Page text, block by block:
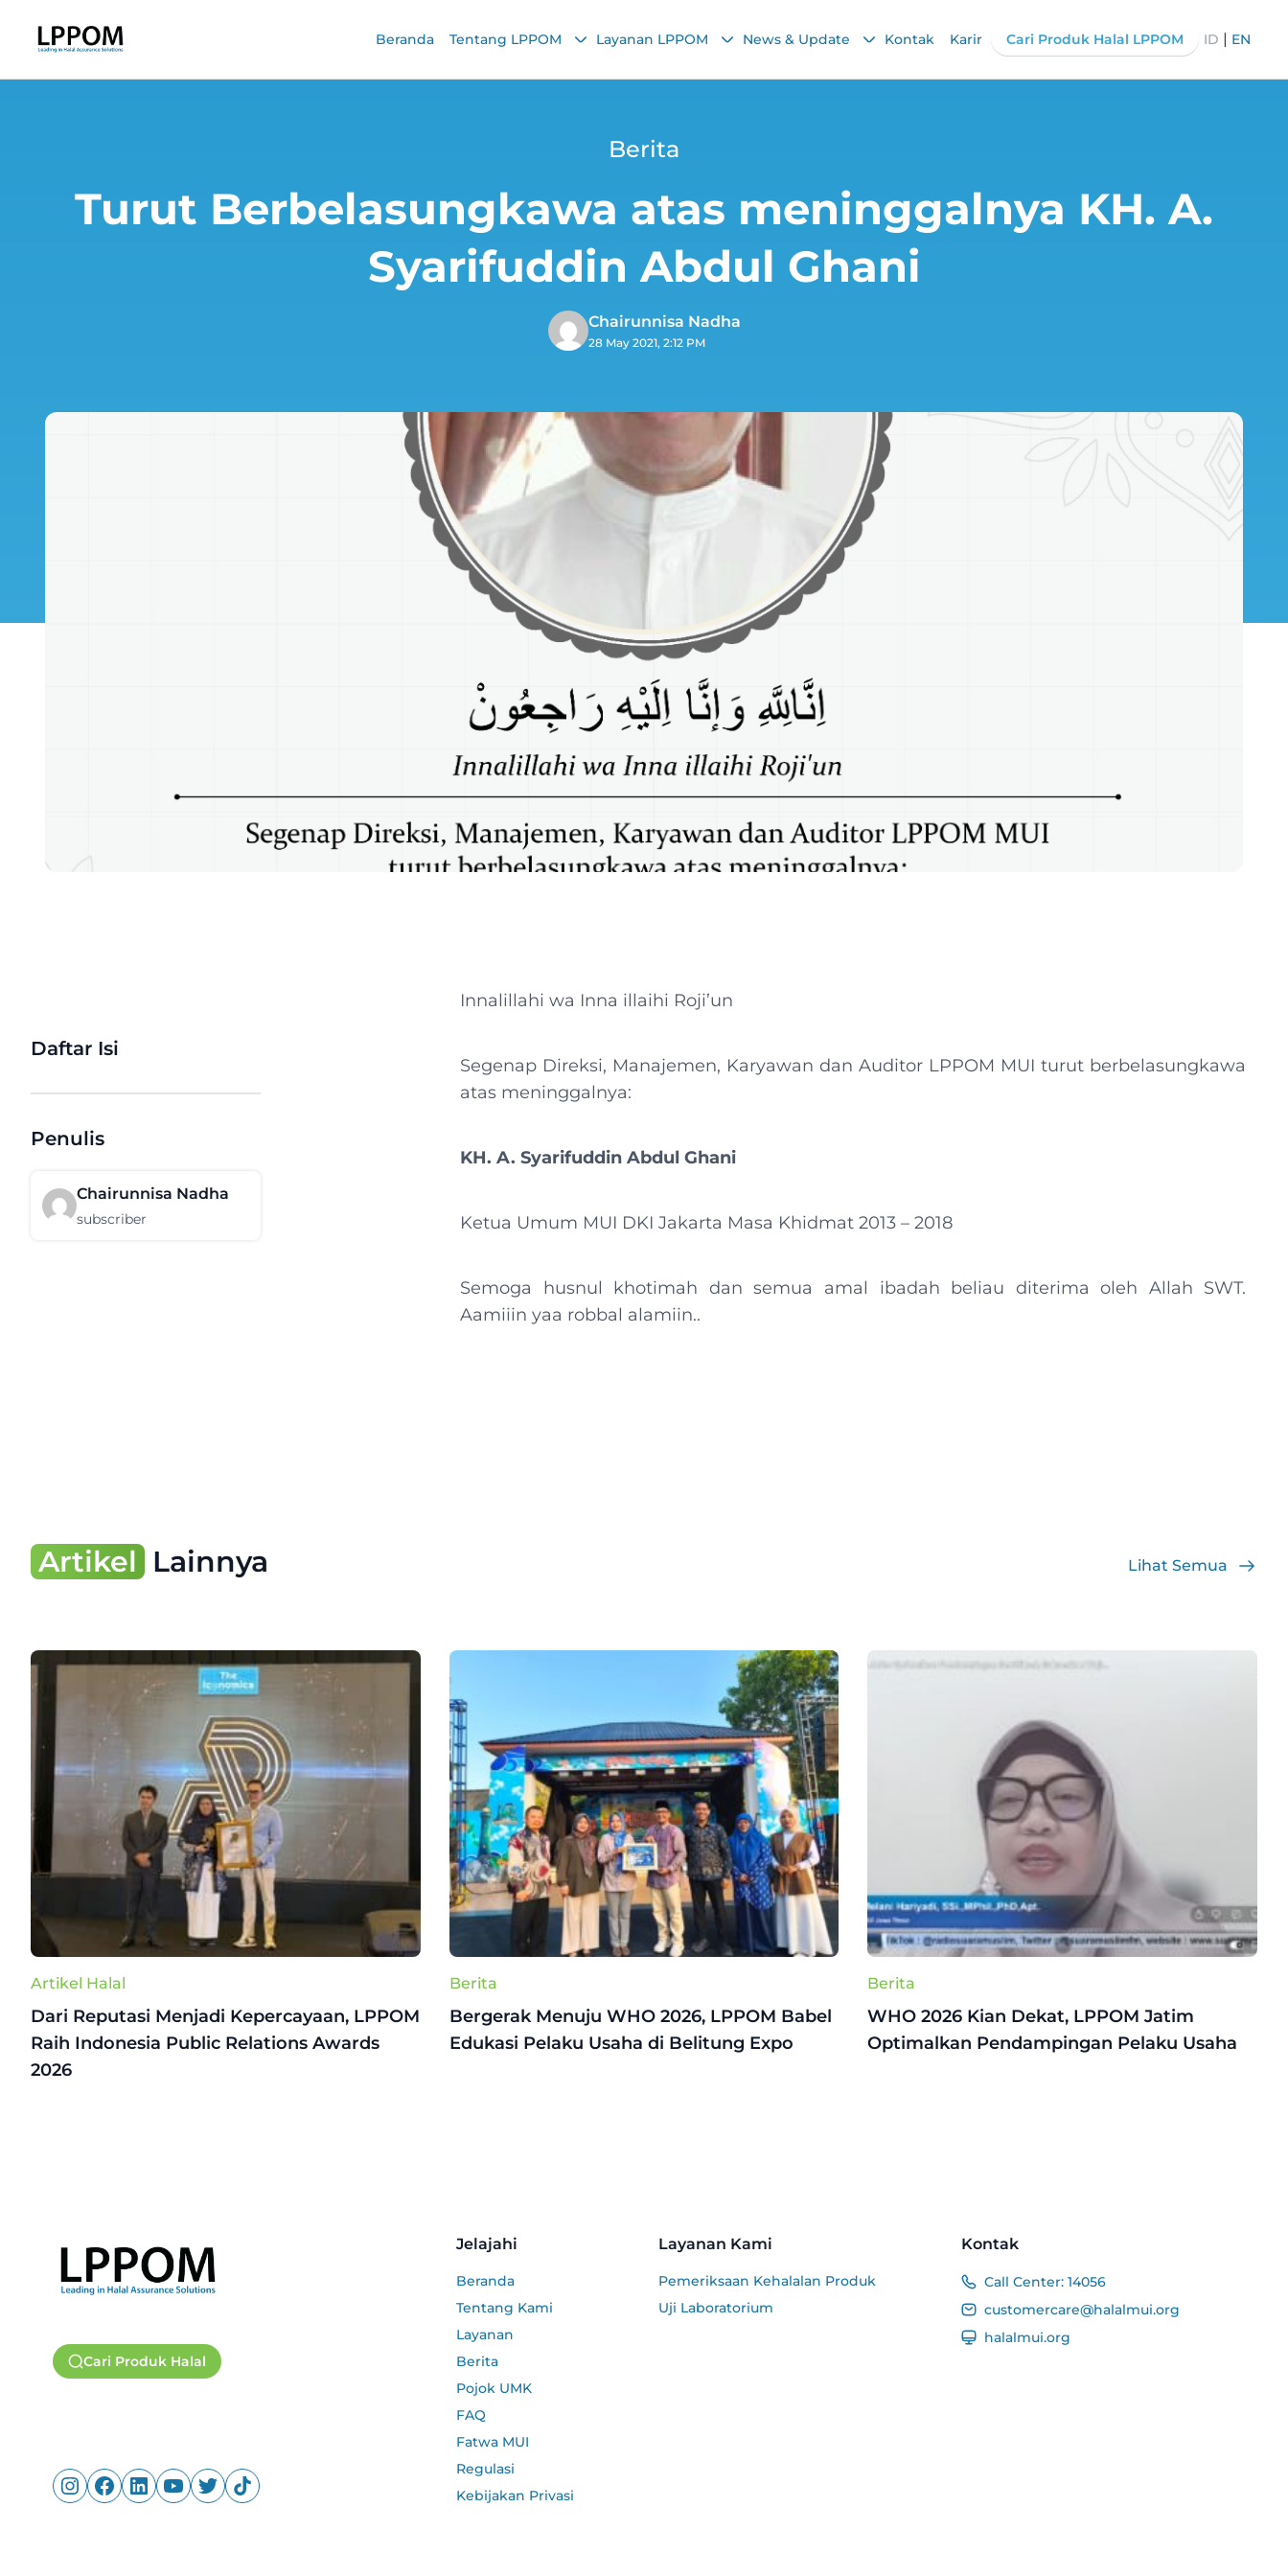
Beranda Tentang LPPOM Layanan LPPOM News & Update Kontak Karir Cari Produk Halal LPPOM ID | EN
Berita
Turut Berbelasungkawa atas meninggalnya KH. A.
Syarifuddin Abdul Ghani
Chairunnisa Nadha
28 May 2021, 2:12 PM
Daftar Isi
Penulis
Chairunnisa Nadha
subscriber
Innalillahi wa Inna illaihi Roji’un
Segenap Direksi, Manajemen, Karyawan dan Auditor LPPOM MUI turut berbelasungkawa
atas meninggalnya:
KH. A. Syarifuddin Abdul Ghani
Ketua Umum MUI DKI Jakarta Masa Khidmat 2013 – 2018
Semoga husnul khotimah dan semua amal ibadah beliau diterima oleh Allah SWT.
Aamiiin yaa robbal alamiin..
Artikel Lainnya Lihat Semua
Artikel Halal
Dari Reputasi Menjadi Kepercayaan, LPPOM
Raih Indonesia Public Relations Awards
2026
Berita
Bergerak Menuju WHO 2026, LPPOM Babel
Edukasi Pelaku Usaha di Belitung Expo
Berita
WHO 2026 Kian Dekat, LPPOM Jatim
Optimalkan Pendampingan Pelaku Usaha
Cari Produk Halal
Jelajahi
Beranda
Tentang Kami
Layanan
Berita
Pojok UMK
FAQ
Fatwa MUI
Regulasi
Kebijakan Privasi
Layanan Kami
Pemeriksaan Kehalalan Produk
Uji Laboratorium
Kontak
Call Center: 14056
customercare@halalmui.org
halalmui.org